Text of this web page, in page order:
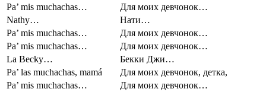
Pa’ mis muchachas…
Для моих девчонок…
Nathy…
Нати…
Pa’ mis muchachas…
Для моих девчонок…
Pa’ mis muchachas…
Для моих девчонок…
La Becky…
Бекки Джи…
Pa’ las muchachas, mamá
Для моих девчонок, детка,
Pa’ mis muchachas…
Для моих девчонок…